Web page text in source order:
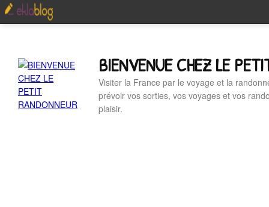
BIENVENUE CHEZ LE
Visiter la France par le voyage et la
prévoir vos sorties, vos voyages et vos
plaisir.